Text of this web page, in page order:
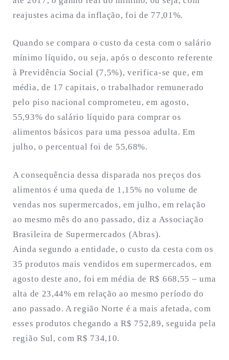
reajustes acima da inflação, foi de 77,01%.
Quando se compara o custo da cesta com o salário
mínimo líquido, ou seja, após o desconto referente
à Previdência Social (7,5%), verifica-se que, em
média, de 17 capitais, o trabalhador remunerado
pelo piso nacional comprometeu, em agosto,
55,93% do salário líquido para comprar os
alimentos básicos para uma pessoa adulta. Em
julho, o percentual foi de 55,68%.
A consequência dessa disparada nos preços dos
alimentos é uma queda de 1,15% no volume de
vendas nos supermercados, em julho, em relação
ao mesmo mês do ano passado, diz a Associação
Brasileira de Supermercados (Abras).
Ainda segundo a entidade, o custo da cesta com os
35 produtos mais vendidos em supermercados, em
agosto deste ano, foi em média de R$ 668,55 – uma
alta de 23,44% em relação ao mesmo período do
ano passado. A região Norte é a mais afetada, com
esses produtos chegando a R$ 752,89, seguida pela
região Sul, com R$ 734,10.